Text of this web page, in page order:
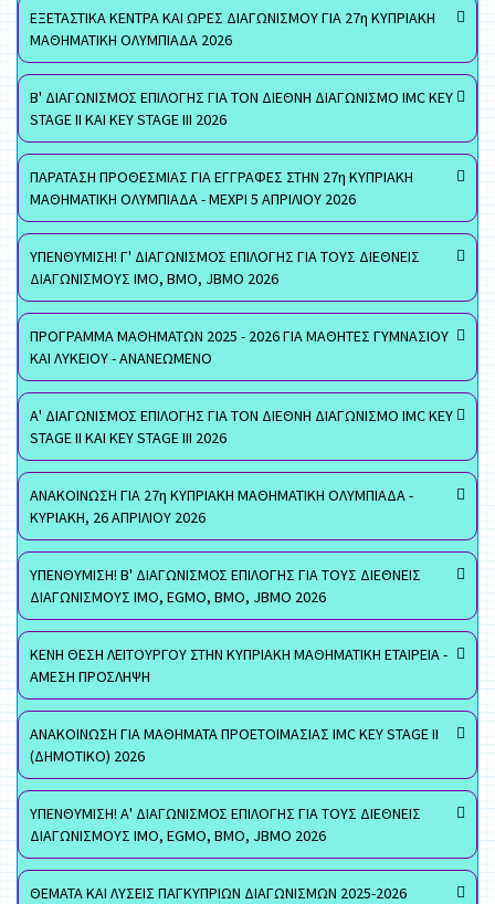
ΕΞΕΤΑΣΤΙΚΑ ΚΕΝΤΡΑ ΚΑΙ ΩΡΕΣ ΔΙΑΓΩΝΙΣΜΟΥ ΓΙΑ 27η ΚΥΠΡΙΑΚΗ
ΜΑΘΗΜΑΤΙΚΗ ΟΛΥΜΠΙΑΔΑ 2026
Β' ΔΙΑΓΩΝΙΣΜΟΣ ΕΠΙΛΟΓΗΣ ΓΙΑ ΤΟΝ ΔΙΕΘΝΗ ΔΙΑΓΩΝΙΣΜΟ IMC KEY
STAGE II ΚΑΙ KEY STAGE III 2026
ΠΑΡΑΤΑΣΗ ΠΡΟΘΕΣΜΙΑΣ ΓΙΑ ΕΓΓΡΑΦΕΣ ΣΤΗΝ 27η ΚΥΠΡΙΑΚΗ
ΜΑΘΗΜΑΤΙΚΗ ΟΛΥΜΠΙΑΔΑ - ΜΕΧΡΙ 5 ΑΠΡΙΛΙΟΥ 2026
ΥΠΕΝΘΥΜΙΣΗ! Γ' ΔΙΑΓΩΝΙΣΜΟΣ ΕΠΙΛΟΓΗΣ ΓΙΑ ΤΟΥΣ ΔΙΕΘΝΕΙΣ
ΔΙΑΓΩΝΙΣΜΟΥΣ ΙΜΟ, ΒΜΟ, JBMO 2026
ΠΡΟΓΡΑΜΜΑ ΜΑΘΗΜΑΤΩΝ 2025 - 2026 ΓΙΑ ΜΑΘΗΤΕΣ ΓΥΜΝΑΣΙΟΥ
ΚΑΙ ΛΥΚΕΙΟΥ - ΑΝΑΝΕΩΜΕΝΟ
Α' ΔΙΑΓΩΝΙΣΜΟΣ ΕΠΙΛΟΓΗΣ ΓΙΑ ΤΟΝ ΔΙΕΘΝΗ ΔΙΑΓΩΝΙΣΜΟ IMC KEY
STAGE II ΚΑΙ KEY STAGE III 2026
ΑΝΑΚΟΙΝΩΣΗ ΓΙΑ 27η ΚΥΠΡΙΑΚΗ ΜΑΘΗΜΑΤΙΚΗ ΟΛΥΜΠΙΑΔΑ -
ΚΥΡΙΑΚΗ, 26 ΑΠΡΙΛΙΟΥ 2026
ΥΠΕΝΘΥΜΙΣΗ! Β' ΔΙΑΓΩΝΙΣΜΟΣ ΕΠΙΛΟΓΗΣ ΓΙΑ ΤΟΥΣ ΔΙΕΘΝΕΙΣ
ΔΙΑΓΩΝΙΣΜΟΥΣ ΙΜΟ, EGMO, ΒΜΟ, JBMO 2026
ΚΕΝΗ ΘΕΣΗ ΛΕΙΤΟΥΡΓΟΥ ΣΤΗΝ ΚΥΠΡΙΑΚΗ ΜΑΘΗΜΑΤΙΚΗ ΕΤΑΙΡΕΙΑ -
ΑΜΕΣΗ ΠΡΟΣΛΗΨΗ
ΑΝΑΚΟΙΝΩΣΗ ΓΙΑ ΜΑΘΗΜΑΤΑ ΠΡΟΕΤΟΙΜΑΣΙΑΣ IMC KEY STAGE II
(ΔΗΜΟΤΙΚΟ) 2026
ΥΠΕΝΘΥΜΙΣΗ! Α' ΔΙΑΓΩΝΙΣΜΟΣ ΕΠΙΛΟΓΗΣ ΓΙΑ ΤΟΥΣ ΔΙΕΘΝΕΙΣ
ΔΙΑΓΩΝΙΣΜΟΥΣ ΙΜΟ, EGMO, ΒΜΟ, JBMO 2026
ΘΕΜΑΤΑ ΚΑΙ ΛΥΣΕΙΣ ΠΑΓΚΥΠΡΙΩΝ ΔΙΑΓΩΝΙΣΜΩΝ 2025-2026